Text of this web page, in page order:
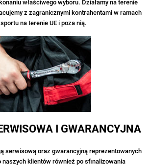
właściwego wyboru. Działamy na terenie
z zagranicznymi kontrahentami w ramach
na terenie UE i poza nią.
I GWARANCYJNA
serwisową oraz gwarancyjną reprezentowanych
naszych klientów również po sfinalizowania